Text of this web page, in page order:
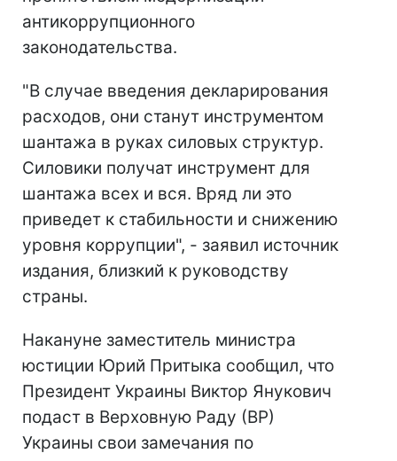
антикоррупционного
законодательства.
"В случае введения декларирования
расходов, они станут инструментом
шантажа в руках силовых структур.
Силовики получат инструмент для
шантажа всех и вся. Вряд ли это
приведет к стабильности и снижению
уровня коррупции", - заявил источник
издания, близкий к руководству
страны.
Накануне заместитель министра
юстиции Юрий Притыка сообщил, что
Президент Украины Виктор Янукович
подаст в Верховную Раду (ВР)
Украины свои замечания по